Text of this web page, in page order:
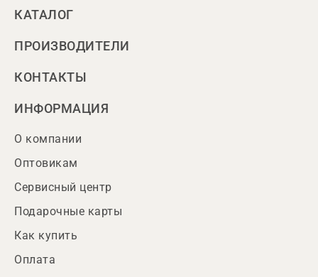
КАТАЛОГ
ПРОИЗВОДИТЕЛИ
КОНТАКТЫ
ИНФОРМАЦИЯ
О компании
Оптовикам
Сервисный центр
Подарочные карты
Как купить
Оплата